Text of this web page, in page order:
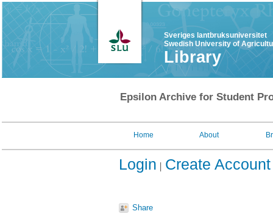
Sveriges lantbruksuniversitet
Swedish University of
Library
Epsilon Archive for Student
Home About
Login Create Account
Share